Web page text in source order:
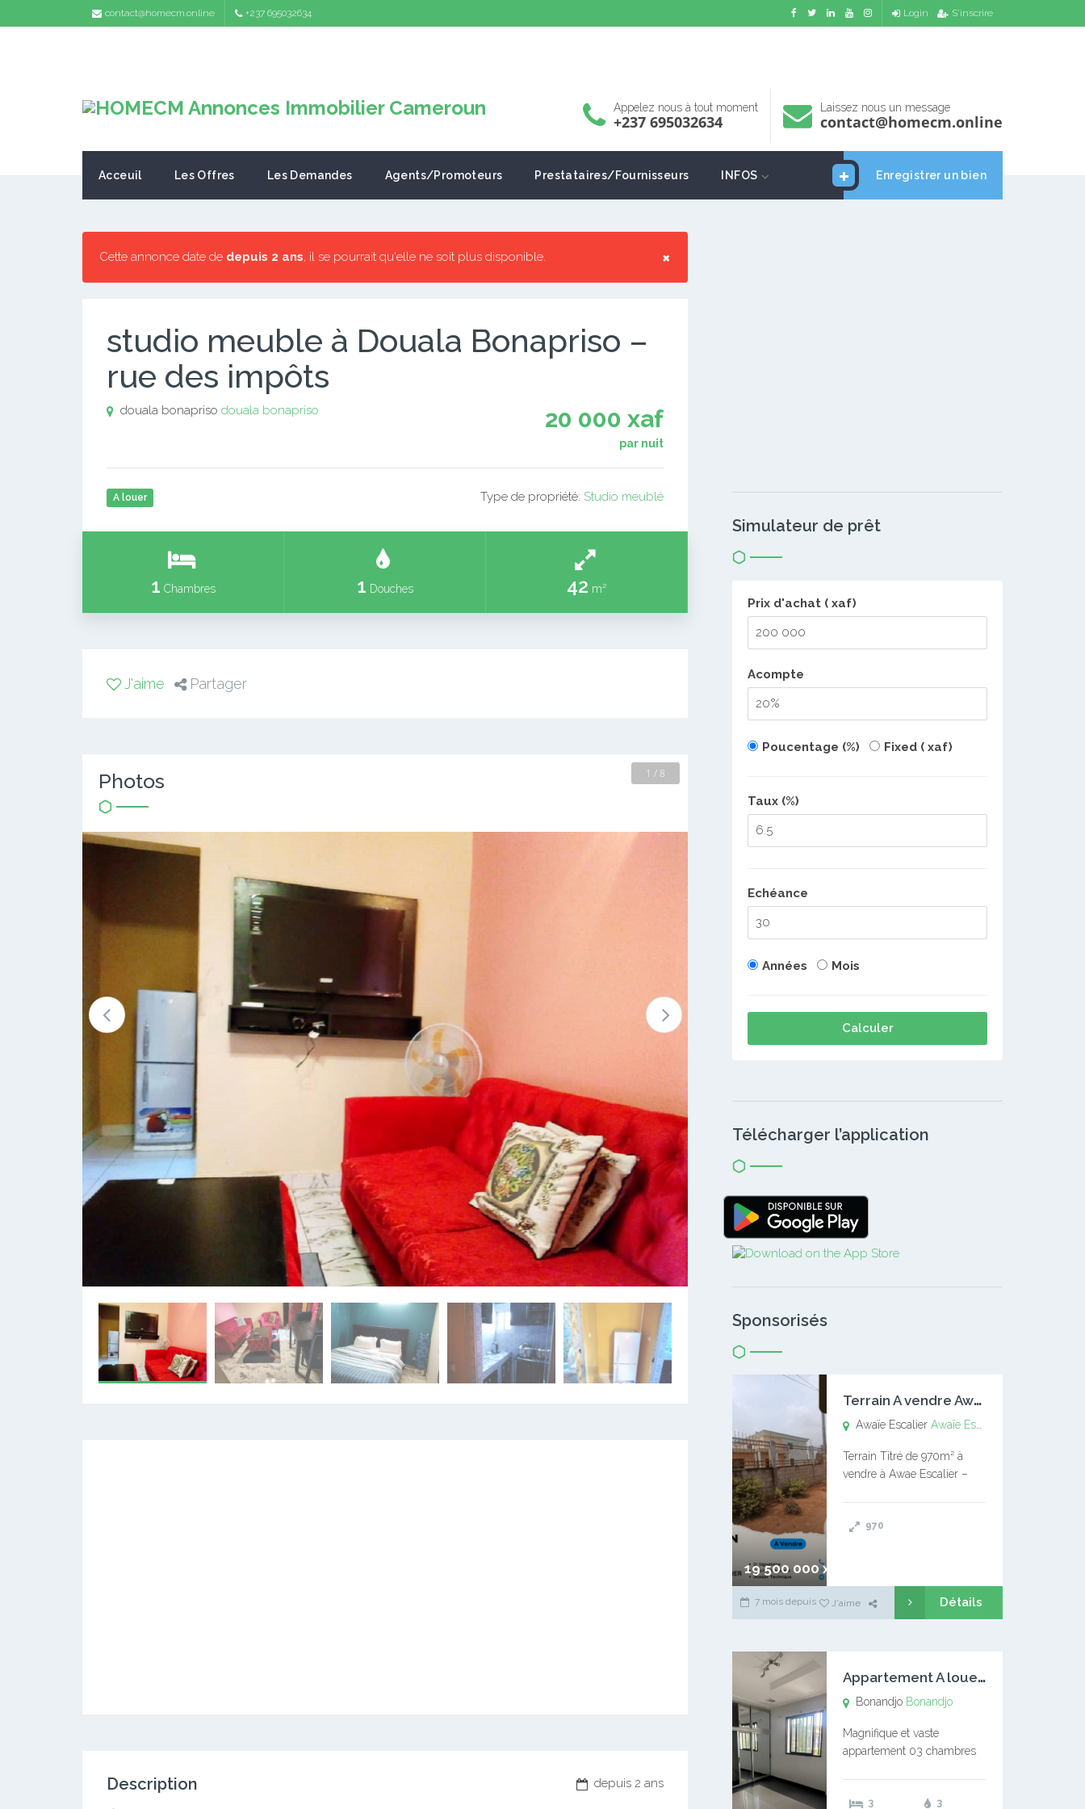
contact@homecm.online +237 695032634 Login S'inscrire
Appelez nous à tout moment
+237 695032634
Laissez nous un message
contact@homecm.online
Enregistrer un bien
Acceuil Les Offres Les Demandes Agents/Promoteurs Prestataires/Fournisseurs INFOS
×
Cette annonce date de depuis 2 ans, il se pourrait qu'elle ne soit plus disponible.
studio meuble à Douala Bonapriso –
rue des impôts
20 000 xaf
par nuit
douala bonapriso douala bonapriso
A louer Type de propriété: Studio meublé
1 Chambres 1 Douches 42 m²
J'aime Partager
Photos 2 / 8
depuis 2 ans
Description
Simulateur de prêt
Prix d'achat ( xaf)
Acompte
Poucentage (%) Fixed ( xaf)
Taux (%)
Echéance
Années Mois
Calculer
Télécharger l’application
Sponsorisés
19 500 000 xaf
T
errain A vendre Awaïe Escalier
Awaïe EscalierAwaïe Escalier
Terrain Titré de 970m² à
vendre à Awae Escalier –
l’Université Catholique –
970
7 mois depuis J'aime Détails
A
ppartement A louer Bonandjo
Bonandjo Bonandjo
Magnifique et vaste
appartement 03 chambres
douches 01 vaste salon 01
3
3